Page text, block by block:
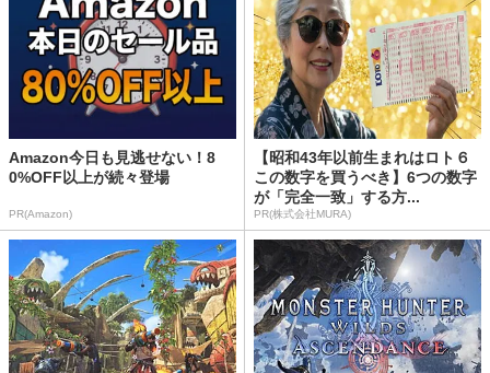
Amazon今日も見逃せない！8
0%OFF以上が続々登場
PR(Amazon)
【昭和43年以前生まれはロト６
この数字を買うべき】6つの数字
が「完全一致」する方...
PR(株式会社MURA)